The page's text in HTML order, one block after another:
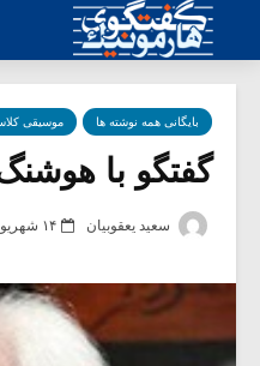
بایگانی همه نوشته ها موسیقی
گفتگو با
سعید یعقوبیان ۱۴ شهریور ۱۳۹۵